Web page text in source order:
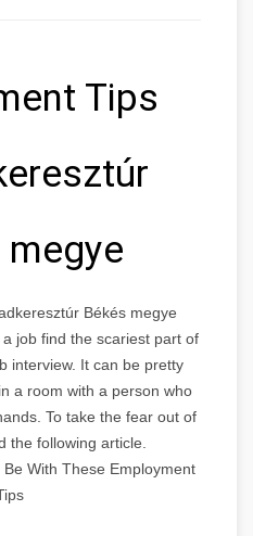
Tips
megye
Békés megye
job find the scariest part of
interview. It can be pretty
a room with a person who
To take the fear out of
the following article.
With These Employment